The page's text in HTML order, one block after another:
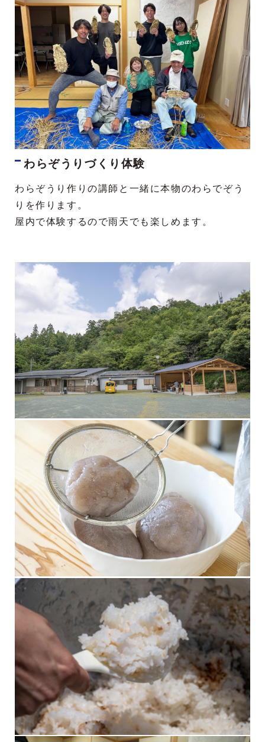
わらぞうりづくり体験
わらぞうり作りの講師と一緒に本物のわらでぞう
りを作ります。
屋内で体験するので雨天でも楽しめます。